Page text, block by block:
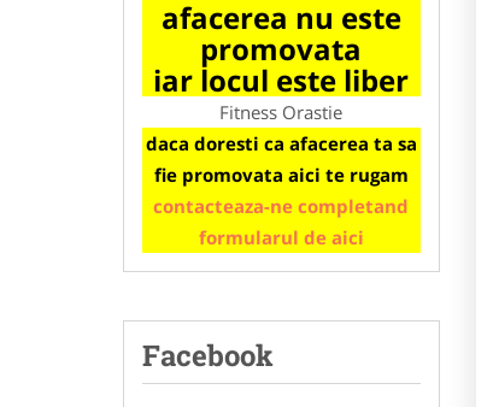
afacerea nu este
promovata
iar locul este liber
Fitness Orastie
daca doresti ca afacerea ta sa
fie promovata aici te rugam
contacteaza-ne completand
formularul de aici
Facebook